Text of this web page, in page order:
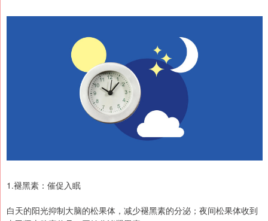
1.褪黑素：催促入眠
白天的阳光抑制大脑的松果体，减少褪黑素的分泌；夜间松果体收到